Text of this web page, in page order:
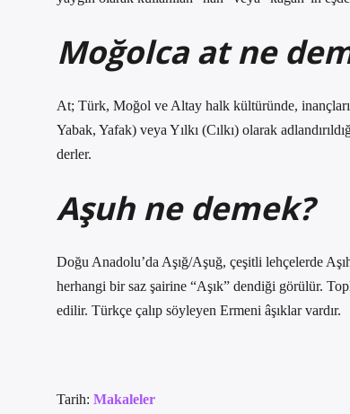
Moğolca at ne
At; Türk, Moğol ve Altay halk kültüründe,
Yabak, Yafak) veya Yılkı (Cılkı) olarak
derler.
Aşuh ne demek?
Doğu Anadolu’da Aşığ/Aşuğ, çeşitli lehçelerde
herhangi bir saz şairine “Aşık” dendiği görülür.
edilir. Türkçe çalıp söyleyen Ermeni âşıklar vardır.
Tarih: Makaleler